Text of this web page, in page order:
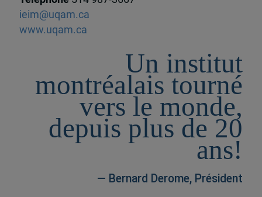
ieim@uqam.ca
www.uqam.ca
Un institut
montréalais tourné
vers le monde,
depuis plus de 20
ans!
— Bernard Derome, Président